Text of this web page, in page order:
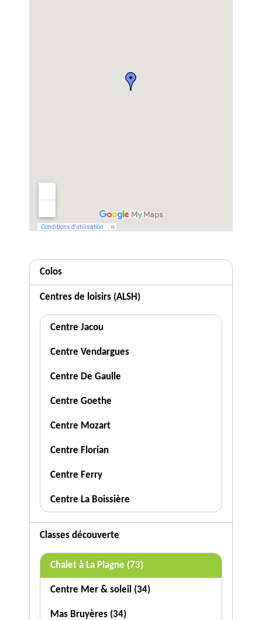
Colos
Centres de loisirs (ALSH)
Centre Jacou
Centre Vendargues
Centre De Gaulle
Centre Goethe
Centre Mozart
Centre Florian
Centre Ferry
Centre La Boissière
Classes découverte
Chalet à La Plagne (73)
Centre Mer & soleil (34)
Mas Bruyères (34)